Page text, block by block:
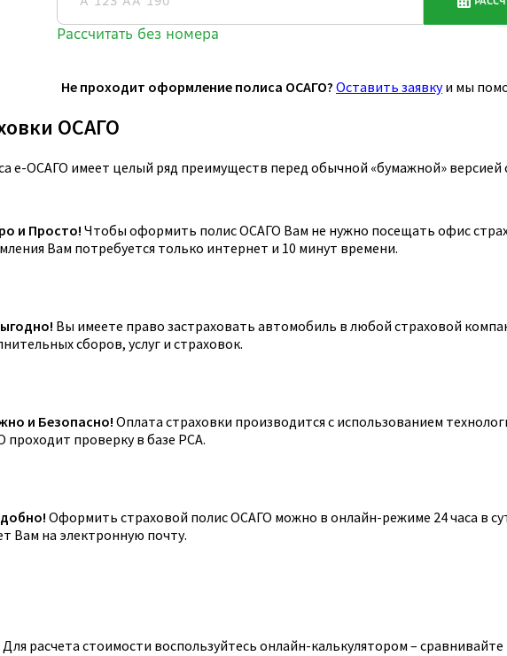
Не проходит оформление полиса ОСАГО? Оставить заявкуи мы
ОСАГО
е-ОСАГО имеет целый ряд преимуществ перед обычной «бумажной» версией
и Просто! Чтобы оформить полис ОСАГО Вам не нужно посещать офис
Вам потребуется только интернет и 10 минут времени.
Вы имеете право застраховать автомобиль в любой страховой
сборов, услуг и страховок.
и Безопасно! Оплата страховки производится с использованием
проходит проверку в базе РСА.
Оформить страховой полис ОСАГО можно в онлайн-режиме 24 часа в
Вам на электронную почту.
расчета стоимости воспользуйтесь онлайн-калькулятором –